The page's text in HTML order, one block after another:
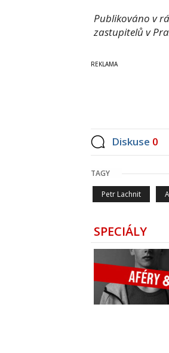
Publikováno v
zastupitelů v
Diskuse 0
TAGY
Petr Lachnit
SPECIÁLY